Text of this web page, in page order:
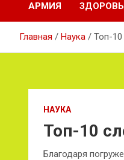
АРМИЯ
Главная Наука Топ-10
НАУКА
Топ-10
Благодаря